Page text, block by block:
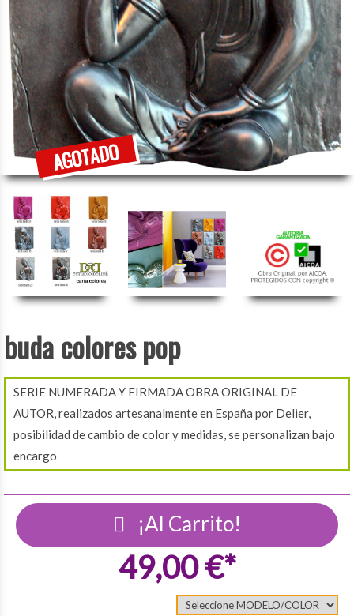
buda colores pop
SERIE NUMERADA Y FIRMADA OBRA ORIGINAL DE
AUTOR, realizados artesanalmente en España por Delier,
posibilidad de cambio de color y medidas, se personalizan bajo
encargo
¡Al Carrito!
49,00 €*